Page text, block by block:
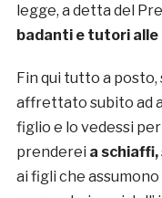
legge, a detta del
badanti e tutori alle
Fin qui tutto a posto,
affrettato subito ad
figlio e lo vedessi
prenderei a schiaffi,
ai figli che